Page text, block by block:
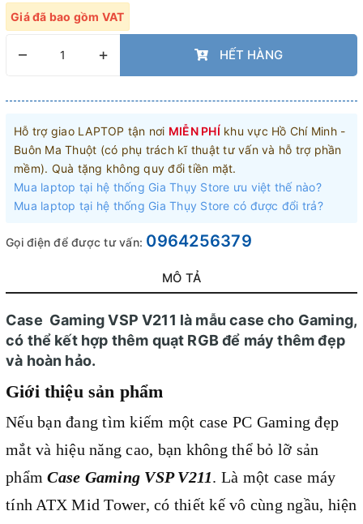
Giá đã bao gồm VAT
– + HẾT HÀNG
Hỗ trợ giao LAPTOP tận nơi MIỄN PHÍ khu vực Hồ Chí Minh -
Buôn Ma Thuột (có phụ trách kĩ thuật tư vấn và hỗ trợ phần
mềm). Quà tặng không quy đổi tiền mặt.
Mua laptop tại hệ thống Gia Thụy Store ưu việt thế nào?
Mua laptop tại hệ thống Gia Thụy Store có được đổi trả?
Gọi điện để được tư vấn: 0964256379
MÔ TẢ
Case Gaming VSP V211 là mẫu case cho Gaming,
có thể kết hợp thêm quạt RGB để máy thêm đẹp
và hoàn hảo.
Giới thiệu sản phẩm
Nếu bạn đang tìm kiếm một case PC Gaming đẹp
mắt và hiệu năng cao, bạn không thể bỏ lỡ sản
phẩmCase Gaming VSP V211. Là một case máy
tính ATX Mid Tower, có thiết kế vô cùng ngầu, hiện